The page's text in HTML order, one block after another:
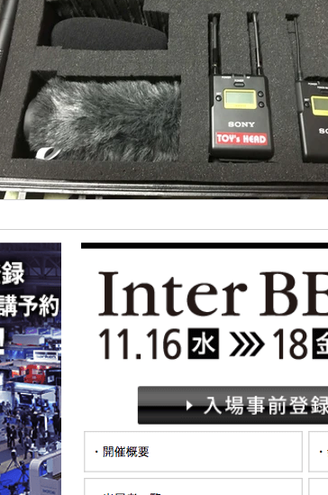
4s Production etc 映画レビュー ハワイ
ライブストリーミングetc iPhone etc
リクルート用 動画制作 YouTube